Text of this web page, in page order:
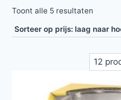
Toont alle 5 resultaten